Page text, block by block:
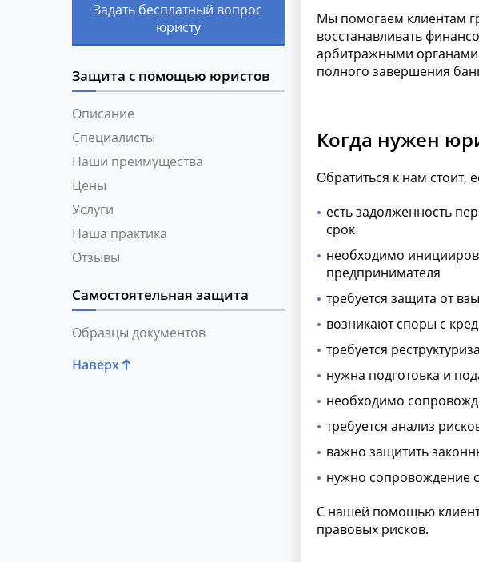
Задать бесплатный вопрос
юристу
Защита с помощью юристов
Описание
Специалисты
Наши преимущества
Цены
Услуги
Наша практика
Отзывы
Самостоятельная защита
Образцы документов
Наверх
Мы помогаем клиентам
восстанавливать
арбитражными
полного завершения
Когда нужен
Обратиться к нам стоит,
есть задолженность
срок
необходимо
предпринимателя
требуется защита от
возникают споры с
требуется
нужна подготовка и
необходимо
требуется анализ
важно защитить
нужно сопровождение
С нашей помощью
правовых рисков.